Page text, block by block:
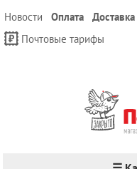
Новости Оплата Доставка
Почтовые тарифы